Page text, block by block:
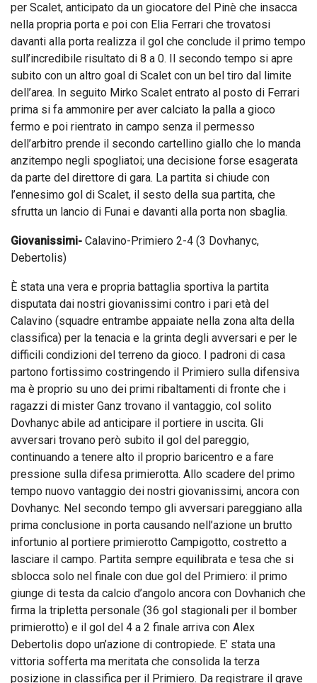
per Scalet, anticipato da un giocatore del Pinè che insacca
nella propria porta e poi con Elia Ferrari che trovatosi
davanti alla porta realizza il gol che conclude il primo tempo
sull’incredibile risultato di 8 a 0. Il secondo tempo si apre
subito con un altro goal di Scalet con un bel tiro dal limite
dell’area. In seguito Mirko Scalet entrato al posto di Ferrari
prima si fa ammonire per aver calciato la palla a gioco
fermo e poi rientrato in campo senza il permesso
dell’arbitro prende il secondo cartellino giallo che lo manda
anzitempo negli spogliatoi; una decisione forse esagerata
da parte del direttore di gara. La partita si chiude con
l’ennesimo gol di Scalet, il sesto della sua partita, che
sfrutta un lancio di Funai e davanti alla porta non sbaglia.
Giovanissimi- Calavino-Primiero 2-4 (3 Dovhanyc,
Debertolis)
È stata una vera e propria battaglia sportiva la partita
disputata dai nostri giovanissimi contro i pari età del
Calavino (squadre entrambe appaiate nella zona alta della
classifica) per la tenacia e la grinta degli avversari e per le
difficili condizioni del terreno da gioco. I padroni di casa
partono fortissimo costringendo il Primiero sulla difensiva
ma è proprio su uno dei primi ribaltamenti di fronte che i
ragazzi di mister Ganz trovano il vantaggio, col solito
Dovhanyc abile ad anticipare il portiere in uscita. Gli
avversari trovano però subito il gol del pareggio,
continuando a tenere alto il proprio baricentro e a fare
pressione sulla difesa primierotta. Allo scadere del primo
tempo nuovo vantaggio dei nostri giovanissimi, ancora con
Dovhanyc. Nel secondo tempo gli avversari pareggiano alla
prima conclusione in porta causando nell’azione un brutto
infortunio al portiere primierotto Campigotto, costretto a
lasciare il campo. Partita sempre equilibrata e tesa che si
sblocca solo nel finale con due gol del Primiero: il primo
giunge di testa da calcio d’angolo ancora con Dovhanich che
firma la tripletta personale (36 gol stagionali per il bomber
primierotto) e il gol del 4 a 2 finale arriva con Alex
Debertolis dopo un’azione di contropiede. E’ stata una
vittoria sofferta ma meritata che consolida la terza
posizione in classifica per il Primiero. Da registrare il grave